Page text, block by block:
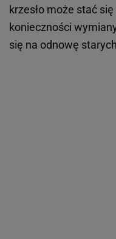
krzesło może stać
konieczności
się na odnowę